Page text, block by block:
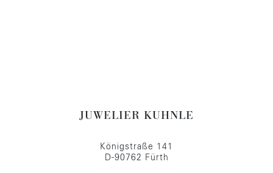
JUWELIER KUHNLE
Königstraße 141
D-90762 Fürth